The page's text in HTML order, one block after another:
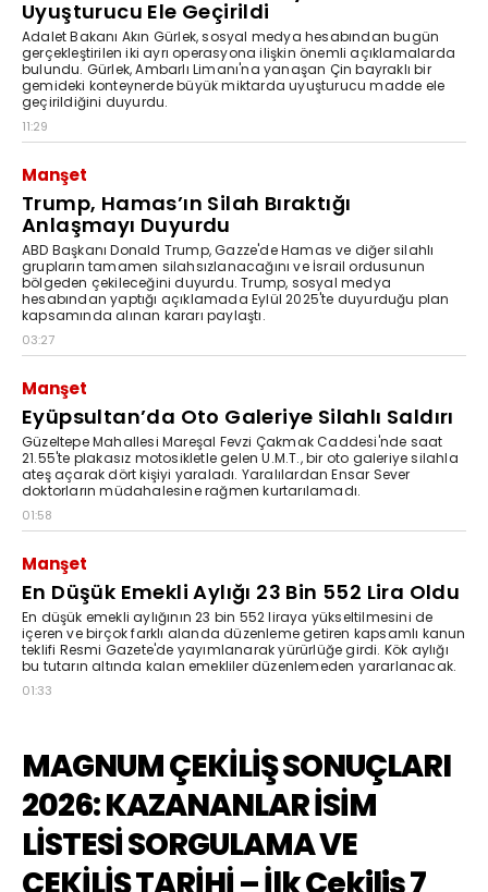
Uyuşturucu Ele Geçirildi
Adalet Bakanı Akın Gürlek, sosyal medya hesabından bugün
gerçekleştirilen iki ayrı operasyona ilişkin önemli açıklamalarda
bulundu. Gürlek, Ambarlı Limanı'na yanaşan Çin bayraklı bir
gemideki konteynerde büyük miktarda uyuşturucu madde ele
geçirildiğini duyurdu.
11:29
Manşet
Trump, Hamas’ın Silah Bıraktığı
Anlaşmayı Duyurdu
ABD Başkanı Donald Trump, Gazze'de Hamas ve diğer silahlı
grupların tamamen silahsızlanacağını ve İsrail ordusunun
bölgeden çekileceğini duyurdu. Trump, sosyal medya
hesabından yaptığı açıklamada Eylül 2025'te duyurduğu plan
kapsamında alınan kararı paylaştı.
03:27
Manşet
Eyüpsultan’da Oto Galeriye Silahlı Saldırı
Güzeltepe Mahallesi Mareşal Fevzi Çakmak Caddesi'nde saat
21.55'te plakasız motosikletle gelen U.M.T., bir oto galeriye silahla
ateş açarak dört kişiyi yaraladı. Yaralılardan Ensar Sever
doktorların müdahalesine rağmen kurtarılamadı.
01:58
Manşet
En Düşük Emekli Aylığı 23 Bin 552 Lira Oldu
En düşük emekli aylığının 23 bin 552 liraya yükseltilmesini de
içeren ve birçok farklı alanda düzenleme getiren kapsamlı kanun
teklifi Resmi Gazete'de yayımlanarak yürürlüğe girdi. Kök aylığı
bu tutarın altında kalan emekliler düzenlemeden yararlanacak.
01:33